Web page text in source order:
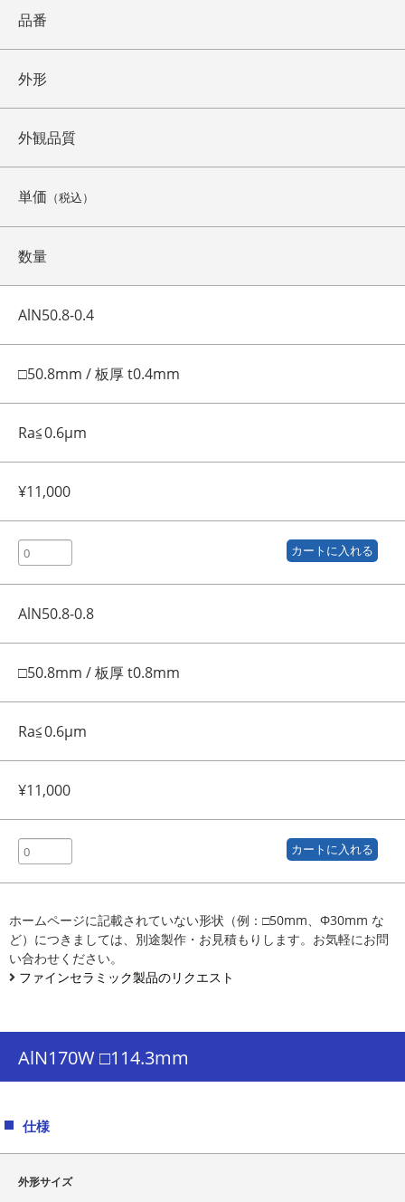
品番
外形
外観品質
単価 （税込）
数量
AlN50.8-0.4
□50.8mm / 板厚 t0.4mm
Ra≦0.6μm
¥11,000
AlN50.8-0.8
□50.8mm / 板厚 t0.8mm
Ra≦0.6μm
¥11,000
ホームページに記載されていない形状（例：□50mm、Φ30mm な
ど）につきましては、別途製作・お見積もりします。お気軽にお問
い合わせください。
ファインセラミック製品のリクエスト
AlN170W □114.3mm
仕様
外形サイズ